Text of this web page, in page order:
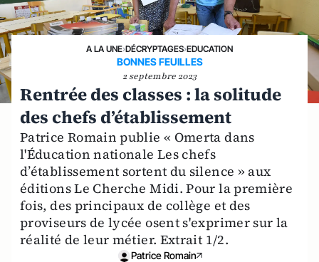
A LA UNE›DÉCRYPTAGES›EDUCATION
BONNES FEUILLES
2 septembre 2023
Rentrée des classes : la solitude
des chefs d’établissement
Patrice Romain publie « Omerta dans
l'Éducation nationale Les chefs
d’établissement sortent du silence » aux
éditions Le Cherche Midi. Pour la première
fois, des principaux de collège et des
proviseurs de lycée osent s'exprimer sur la
réalité de leur métier. Extrait 1/2.
Patrice Romain